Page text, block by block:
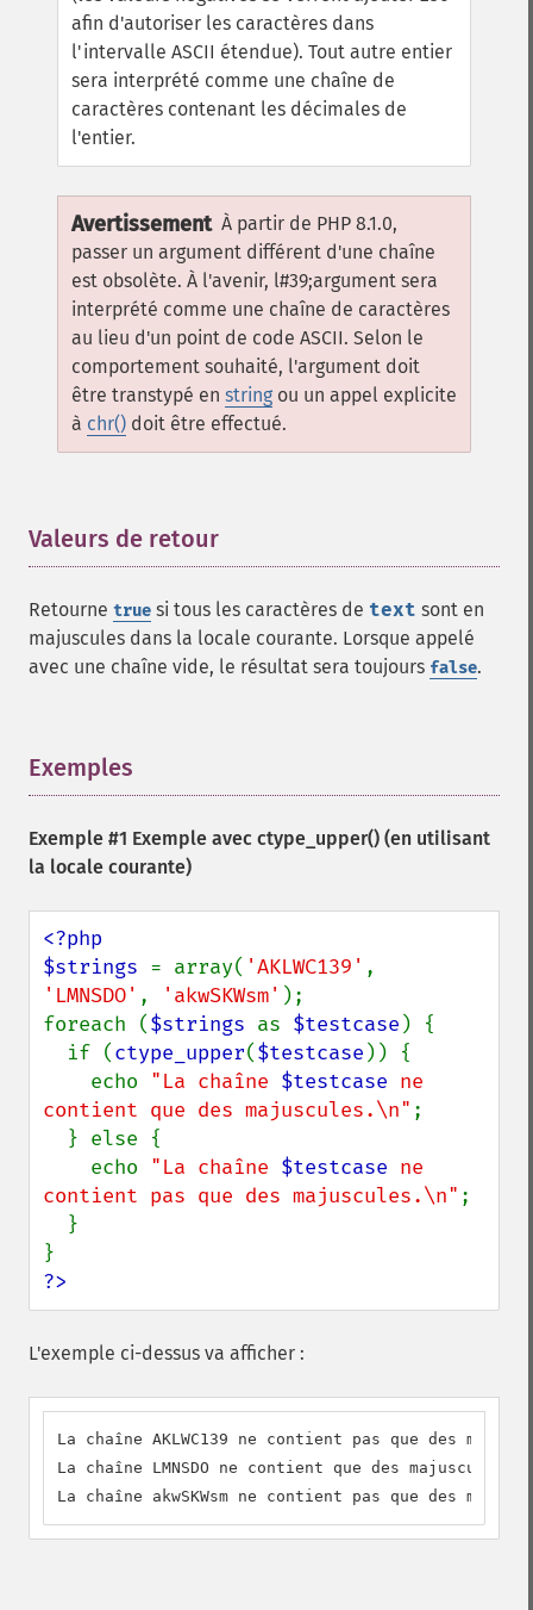
afin d'autoriser les caractères dans
l'intervalle ASCII étendue). Tout autre entier
sera interprété comme une chaîne de
caractères contenant les décimales de
l'entier.
Avertissement À partir de PHP 8.1.0,
passer un argument différent d'une chaîne
est obsolète. À l'avenir, l#39;argument sera
interprété comme une chaîne de caractères
au lieu d'un point de code ASCII. Selon le
comportement souhaité, l'argument doit
être transtypé en string ou un appel explicite
à chr() doit être effectué.
Valeurs de retour
Retourne true si tous les caractères de text sont en
majuscules dans la locale courante. Lorsque appelé
avec une chaîne vide, le résultat sera toujours false.
Exemples
Exemple #1 Exemple avec ctype_upper() (en utilisant
la locale courante)
<?php
$strings = array( 'AKLWC139'
'LMNSDO' , 'akwSKWsm' );
foreach ($strings as $testcase ) {
  if (
ctype_upper($testcase )) {
    echo
"La chaîne $testcase ne
contient que des majuscules.\n" ;
    echo
"La chaîne $testcase ne
contient pas que des majuscules.\n" ;
?>
L'exemple ci-dessus va afficher :
La chaîne AKLWC139 ne contient pas que des
La chaîne LMNSDO ne contient que des majuscules.
La chaîne akwSKWsm ne contient pas que des